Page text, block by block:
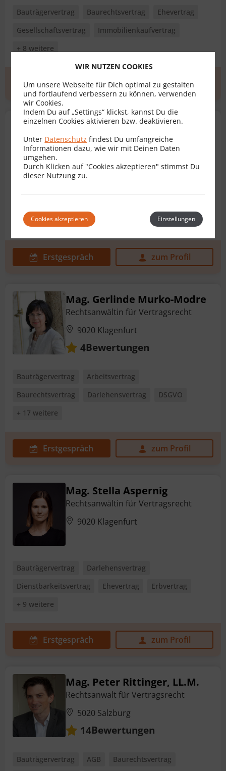
Bauträgervertrag Baurechtsvertrag
Ehevertrag
Gesellschaftsvertrag
Immobilienkaufvertrag
+ 8 weitere
Erstgespräch zum Profil
Dr. Alexander Babinek, MBL
MSc.
Rechtsanwalt für Vertragsrecht
1030 Wien
Baurechtsvertrag
Dienstvertrag + 19 weitere
Erstgespräch zum Profil
Mag. Gerlinde Murko-Modre
Rechtsanwältin für Vertragsrecht
9020 Klagenfurt
4Bewertungen
Bauträgervertrag
Arbeitsvertrag
Baurechtsvertrag
Darlehensvertrag
DSGVO
+ 17 weitere
Erstgespräch zum Profil
Mag. Stella Aspernig
Rechtsanwältin für Vertragsrecht
9020 Klagenfurt
Bauträgervertrag
Darlehensvertrag
Dienstbarkeitsvertrag
Ehevertrag
Erbvertrag
+ 9 weitere
Erstgespräch zum Profil
Mag. Peter Rittinger, LL.M.
Rechtsanwalt für Vertragsrecht
5020 Salzburg
14Bewertungen
Bauträgervertrag AGB Baurechtsvertrag
WIR NUTZEN COOKIES
Um unsere Webseite für Dich optimal zu gestalten
und fortlaufend verbessern zu können, verwenden
wir Cookies.
Indem Du auf „Settings“ klickst, kannst Du die
einzelnen Cookies aktivieren bzw. deaktivieren.
Unter Datenschutz findest Du umfangreiche
Informationen dazu, wie wir mit Deinen Daten
umgehen.
Durch Klicken auf "Cookies akzeptieren" stimmst Du
dieser Nutzung zu.
Cookies akzeptieren Einstellungen